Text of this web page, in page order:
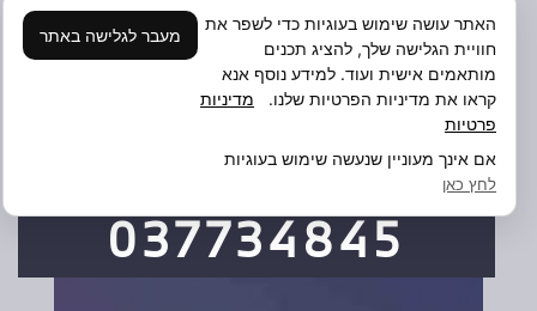
037734845
האתר עושה שימוש בעוגיות כדי לשפר את
חוויית הגלישה שלך, להציג תכנים
מותאמים אישית ועוד. למידע נוסף אנא
קראו את מדיניות הפרטיות שלנו.
מדיניות
פרטיות
אם אינך מעוניין שנעשה שימוש בעוגיות
לחץ כאן
מעבר לגלישה באתר